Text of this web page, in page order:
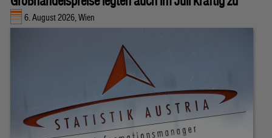
6. August 2026, Wien